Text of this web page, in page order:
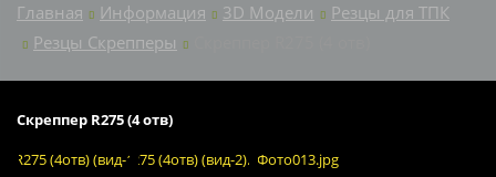
Главная Информация 3D Модели
Резцы для ТПК
Резцы Скрепперы
Скреппер R275 (4 отв)